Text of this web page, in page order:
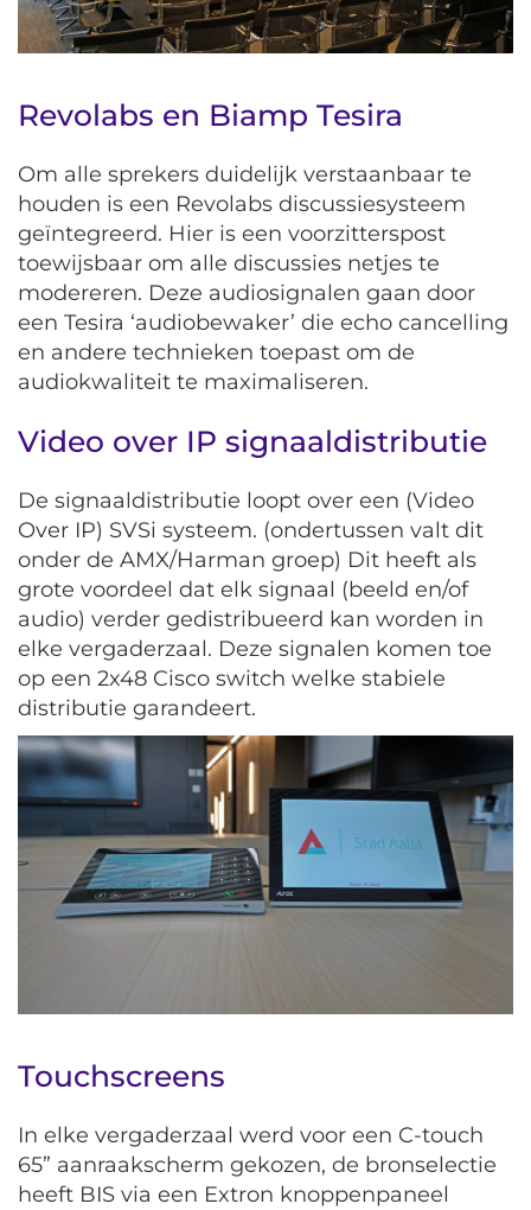
Revolabs en Biamp Tesira
Om alle sprekers duidelijk verstaanbaar te
houden is een Revolabs discussiesysteem
geïntegreerd. Hier is een voorzitterspost
toewijsbaar om alle discussies netjes te
modereren. Deze audiosignalen gaan door
een Tesira ‘audiobewaker’ die echo cancelling
en andere technieken toepast om de
audiokwaliteit te maximaliseren.
Video over IP signaaldistributie
De signaaldistributie loopt over een (Video
Over IP) SVSi systeem. (ondertussen valt dit
onder de AMX/Harman groep) Dit heeft als
grote voordeel dat elk signaal (beeld en/of
audio) verder gedistribueerd kan worden in
elke vergaderzaal. Deze signalen komen toe
op een 2x48 Cisco switch welke stabiele
distributie garandeert.
Touchscreens
In elke vergaderzaal werd voor een C-touch
65” aanraakscherm gekozen, de bronselectie
heeft BIS via een Extron knoppenpaneel